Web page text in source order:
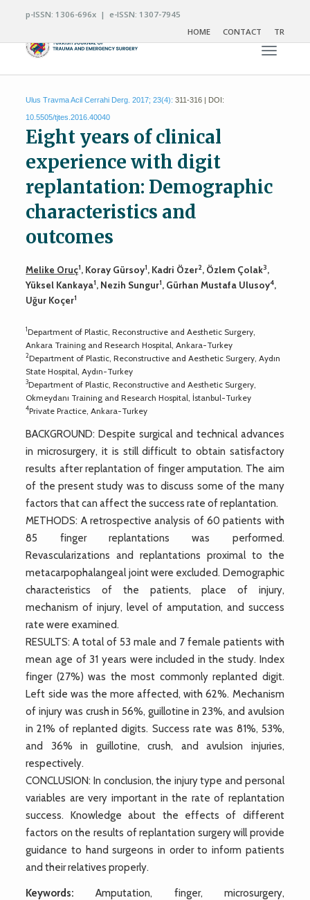
p-ISSN: 1306-696x | e-ISSN: 1307-7945
HOME
CONTACT TR
Toggle
Ulus Travma Acil Cerrahi Derg. 2017; 23(4): 311-316 | DOI:
10.5505/tjtes.2016.40040
Eight years of clinical
experience with digit
replantation: Demographic
characteristics and
outcomes
Melike Oruç1, Koray Gürsoy1, Kadri Özer2, Özlem Çolak3,
Yüksel Kankaya1, Nezih Sungur1, Gürhan Mustafa Ulusoy4,
Uğur Koçer1
1Department of Plastic, Reconstructive and Aesthetic Surgery,
Ankara Training and Research Hospital, Ankara-Turkey
2Department of Plastic, Reconstructive and Aesthetic Surgery, Aydın
State Hospital, Aydın-Turkey
3Department of Plastic, Reconstructive and Aesthetic Surgery,
Okmeydanı Training and Research Hospital, İstanbul-Turkey
4Private Practice, Ankara-Turkey
BACKGROUND: Despite surgical and technical advances
in microsurgery, it is still difficult to obtain satisfactory
results after replantation of finger amputation. The aim
of the present study was to discuss some of the many
factors that can affect the success rate of replantation.
METHODS: A retrospective analysis of 60 patients with
85 finger replantations was performed.
Revascularizations and replantations proximal to the
metacarpophalangeal joint were excluded. Demographic
characteristics of the patients, place of injury,
mechanism of injury, level of amputation, and success
rate were examined.
RESULTS: A total of 53 male and 7 female patients with
mean age of 31 years were included in the study. Index
finger (27%) was the most commonly replanted digit.
Left side was the more affected, with 62%. Mechanism
of injury was crush in 56%, guillotine in 23%, and avulsion
in 21% of replanted digits. Success rate was 81%, 53%,
and 36% in guillotine, crush, and avulsion injuries,
respectively.
CONCLUSION: In conclusion, the injury type and personal
variables are very important in the rate of replantation
success. Knowledge about the effects of different
factors on the results of replantation surgery will provide
guidance to hand surgeons in order to inform patients
and their relatives properly.
Keywords: Amputation, finger, microsurgery,